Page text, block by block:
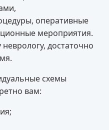
оперативные
мероприятия.
достаточно
схемы
вам: